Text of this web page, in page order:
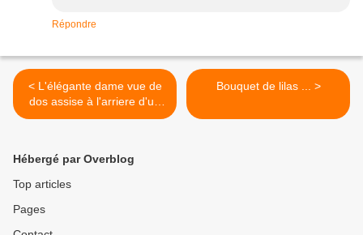
Répondre
< L'élégante dame vue de
dos assise à l'arriere d'un
fourgon ...
Bouquet de lilas ... >
Hébergé par Overblog
Top articles
Pages